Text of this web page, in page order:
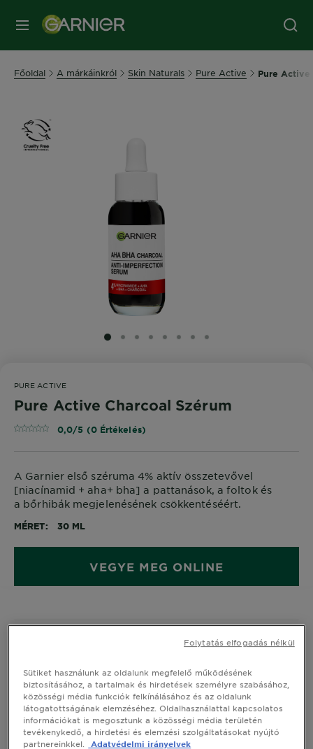
MENÜ
Főoldal A márkáinkról Skin Naturals Pure Active Pure Active
SLIDE 1
SLIDE 2
SLIDE 3
SLIDE 4
SLIDE 5
SLIDE 6
SLIDE 7
SLIDE 8
PURE ACTIVE
Pure Active Charcoal Szérum
0,0/5 (0 Értékelés)
A Garnier első széruma 4% aktív összetevővel
[niacínamid + aha+ bha] a pattanások, a foltok és
a bőrhibák megjelenésének csökkentéséért.
MÉRET 30 ML
VEGYE MEG ONLINE
CLOSE SUBPANEL
Hogyan használd
CLOSE SUBPANEL
Sütiket használunk az oldalunk megfelelő működésének
biztosításához, a tartalmak és hirdetések személyre szabásához,
közösségi média funkciók felkínálásához és az oldalunk
látogatottságának elemzéséhez. Oldalhasználattal kapcsolatos
információkat is megosztunk a közösségi média területén
tevékenykedő, a hirdetési és elemzési szolgáltatásokat nyújtó
partnereinkkel.
Adatvédelmi irányelvek
Folytatás elfogadás nélkül